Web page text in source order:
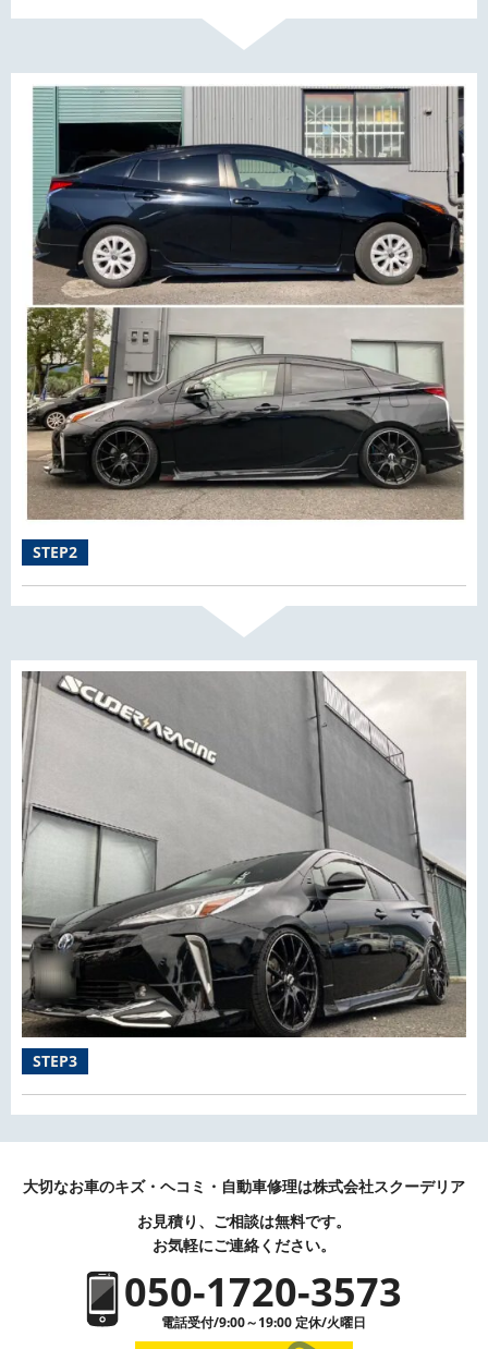
STEP2
STEP3
大切なお車のキズ・ヘコミ・自動車修理は株式会社スクーデリア
お見積り、ご相談は無料です。
お気軽にご連絡ください。
050-1720-3573
電話受付/9:00～19:00 定休/火曜日